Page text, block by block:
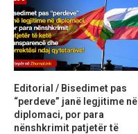
Editorial / Bisedimet pas
“perdeve” janë legjitime në
diplomaci, por para
nënshkrimit patjetër të